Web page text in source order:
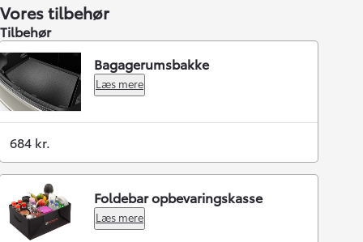
Vores tilbehør
Tilbehør
Bagagerumsbakke
Læs mere
684 kr.
Foldebar opbevaringskasse
Læs mere